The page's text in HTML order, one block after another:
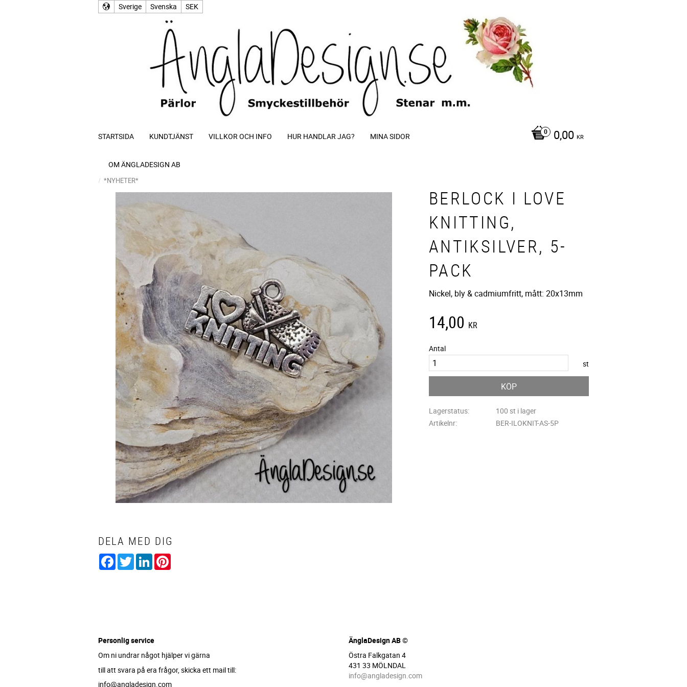
Sverige Svenska SEK
0,00 KR
STARTSIDA KUNDTJÄNST VILLKOR OCH INFO HUR HANDLAR JAG? MINA SIDOR
OM ÄNGLADESIGN AB
*NYHETER*
BERLOCK I LOVE
KNITTING,
ANTIKSILVER, 5-
PACK
Nickel, bly & cadmiumfritt, mått: 20x13mm
14,00 KR
Antal
st
KÖP
Lagerstatus
100 st i lager
Artikelnr
BER-ILOKNIT-AS-5P
DELA MED DIG
Facebook
TwitterLinkedIn
Personlig service
Om ni undrar något hjälper vi gärna
till att svara på era frågor, skicka ett mail till:
info@angladesign.com
ÄnglaDesign AB ©
Östra Falkgatan 4
431 33 MÖLNDAL
info@angladesign.com